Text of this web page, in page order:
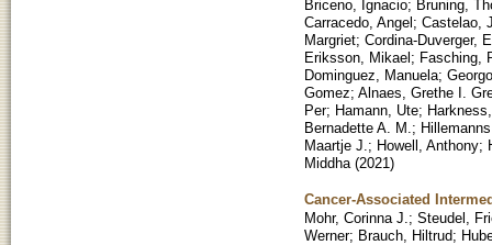
Briceno, Ignacio; Bruning,
Carracedo, Angel; Castelao,
Margriet; Cordina-Duverger,
Eriksson, Mikael; Fasching,
Dominguez, Manuela;
Gomez; Alnaes, Grethe I.
Per; Hamann, Ute;
Bernadette A. M. ;
Maartje J. ; Howell, Anthony;
Middha (2021)
Cancer-Associated
Mohr, Corinna J. ; Steudel,
Werner; Brauch, Hiltrud;